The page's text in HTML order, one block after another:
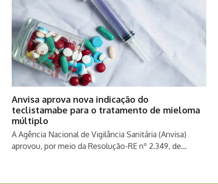
Anvisa aprova nova indicação do
teclistamabe para o tratamento de mieloma
múltiplo
A Agência Nacional de Vigilância Sanitária (Anvisa)
aprovou, por meio da Resolução-RE nº 2.349, de…